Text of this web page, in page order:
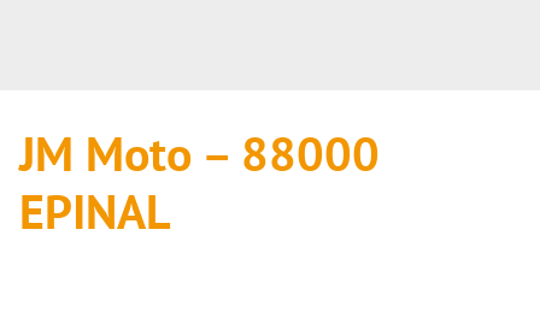
JM Moto – 88000
EPINAL